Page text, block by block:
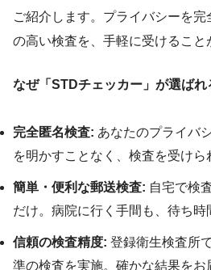
ご紹介します。プライバシーを
の高い検査を、手軽に受けること
なぜ「STDチェッカー」が選ばれ
完全匿名検査: あなたのプライバ
を明かすことなく、検査を受けら
簡単・便利な郵送検査: 自宅で検
だけ。病院に行く手間も、待ち時
信頼の検査精度: 登録衛生検査所
準の検査を実施。確かな結果をお